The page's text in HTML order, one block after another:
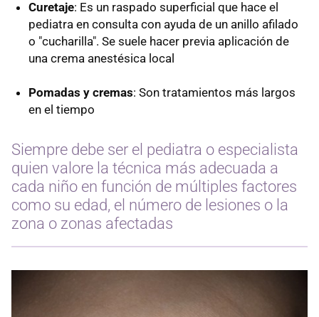
Curetaje: Es un raspado superficial que hace el
pediatra en consulta con ayuda de un anillo afilado
o "cucharilla". Se suele hacer previa aplicación de
una crema anestésica local
Pomadas y cremas: Son tratamientos más largos
en el tiempo
Siempre debe ser el pediatra o especialista
quien valore la técnica más adecuada a
cada niño en función de múltiples factores
como su edad, el número de lesiones o la
zona o zonas afectadas